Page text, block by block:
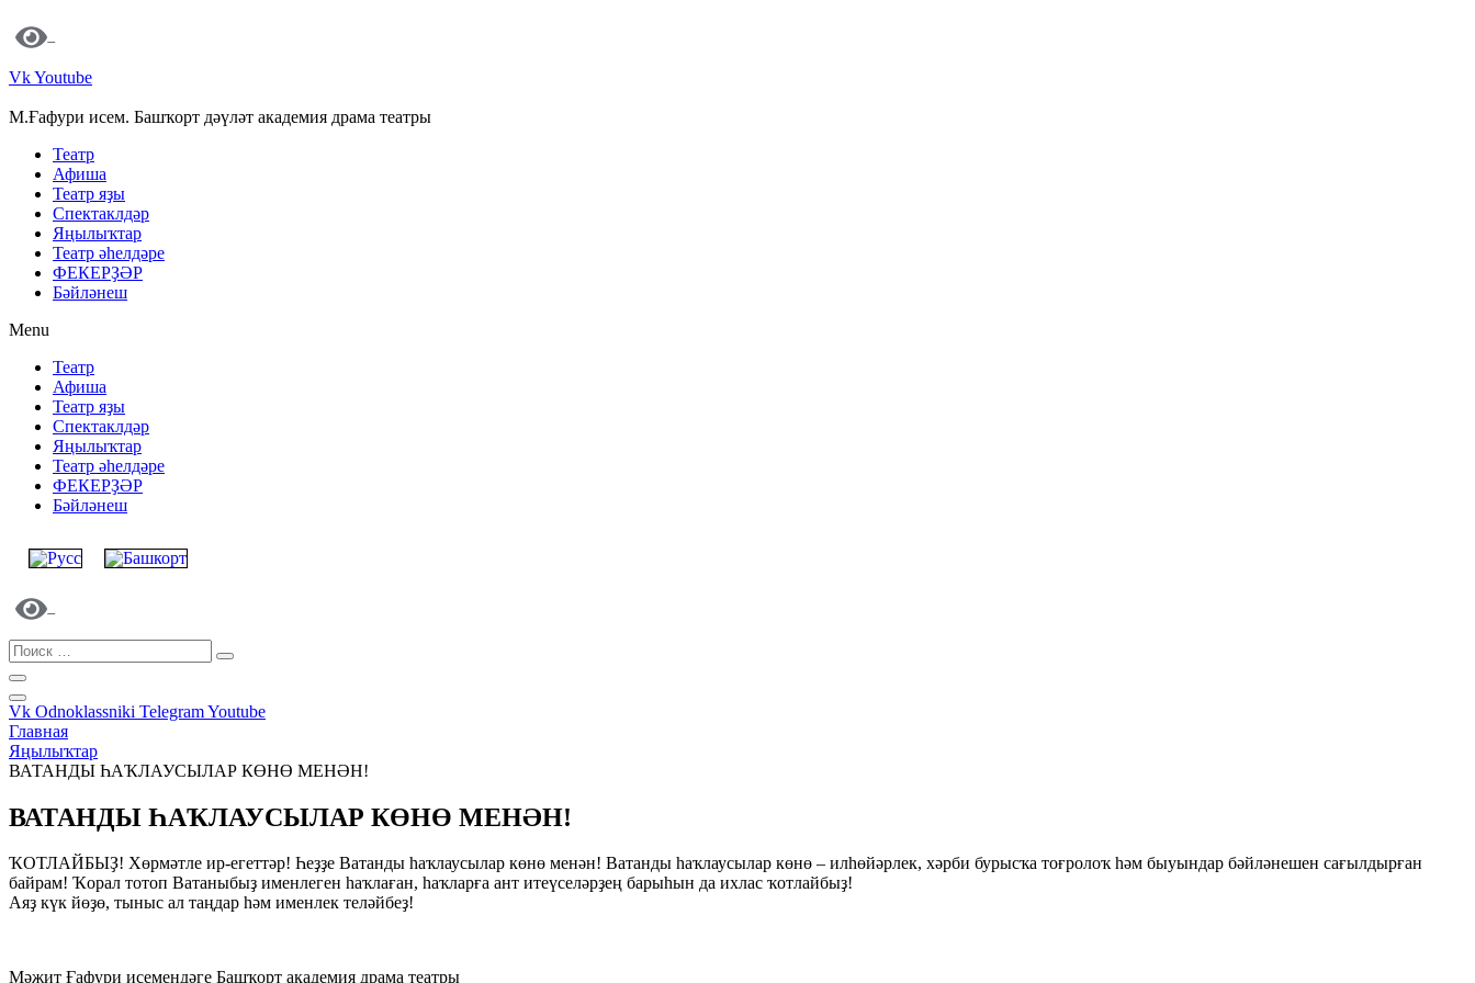
VkYoutube
М.Ғафури исем. Башҡорт дәүләт академия драма театры
Театр
Афиша
Театр яҙы
Спектаклдәр
Яңылыҡтар
Театр әһелдәре
ФЕКЕРҘӘР
Бәйләнеш
Menu
Театр
Афиша
Театр яҙы
Спектаклдәр
Яңылыҡтар
Театр әһелдәре
ФЕКЕРҘӘР
Бәйләнеш
Vk Odnoklassniki TelegramYoutube
Главная
Яңылыҡтар
ВАТАНДЫ ҺАҠЛАУСЫЛАР КӨНӨ МЕНӘН!
ВАТАНДЫ ҺАҠЛАУСЫЛАР КӨНӨ МЕНӘН!
ҠОТЛАЙБЫҘ! Хөрмәтле ир-егеттәр! Һеҙҙе Ватанды һаҡлаусылар көнө менән! Ватанды һаҡлаусылар көнө – илһөйәрлек, хәрби бурысҡа тоғролоҡ һәм быуындар бәйләнешен сағылдырған
байрам! Ҡорал тотоп Ватаныбыҙ именлеген һаҡлаған, һаҡларға ант итеүселәрҙең барыһын да ихлас ҡотлайбыҙ!
Аяҙ күк йөҙө, тыныс ал таңдар һәм именлек теләйбеҙ!
Мәжит Ғафури исемендәге Башҡорт академия драма театры